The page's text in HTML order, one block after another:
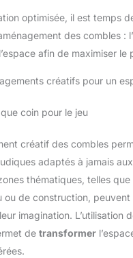
optimisée, il est temps
des combles :
afin de maximiser le
créatifs pour un
coin pour le jeu
créatif des combles
adaptés à jamais
thématiques, telles
ou de construction,
imagination. L’utilisation
de transformer